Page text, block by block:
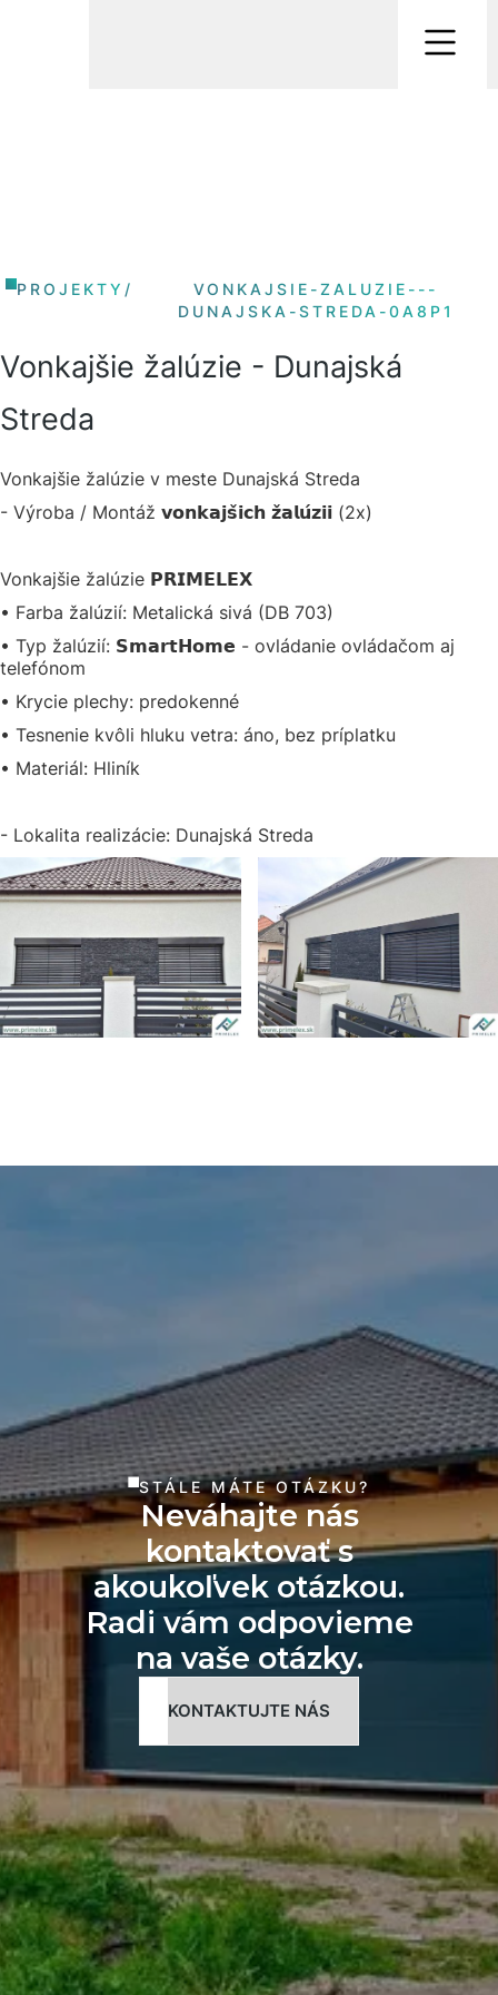
PROJEKTY /
VONKAJSIE-ZALUZIE---
DUNAJSKA-STREDA-0A8P1
Vonkajšie žalúzie - Dunajská
Streda
Vonkajšie žalúzie v meste Dunajská Streda
- Výroba / Montáž 𝘃𝗼𝗻𝗸𝗮𝗷𝘀̌𝗶𝗰𝗵 𝘇̌𝗮𝗹𝘂́𝘇𝗶𝗶 (2x)
Vonkajšie žalúzie 𝗣𝗥𝗜𝗠𝗘𝗟𝗘𝗫
• Farba žalúzií: Metalická sivá (DB 703)
• Typ žalúzií: 𝗦𝗺𝗮𝗿𝘁𝗛𝗼𝗺𝗲 - ovládanie ovládačom aj
telefónom
• Krycie plechy: predokenné
• Tesnenie kvôli hluku vetra: áno, bez príplatku
• Materiál: Hliník
- Lokalita realizácie: Dunajská Streda
STÁLE MÁTE OTÁZKU?
Neváhajte nás
kontaktovať s
akoukoľvek otázkou.
Radi vám odpovieme
na vaše otázky.
KONTAKTUJTE NÁS